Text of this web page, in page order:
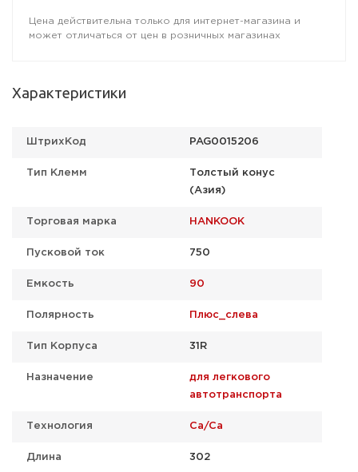
Цена действительна только для интернет-магазина и
может отличаться от цен в розничных магазинах
Характеристики
ШтрихКод PAG0015206
Тип Клемм
Толстый конус
(Азия)
Торговая марка HANKOOK
Пусковой ток 750
Емкость 90
Полярность Плюс_слева
Тип Корпуса 31R
Назначение
для легкового
автотранспорта
Технология Ca/Ca
Длина 302